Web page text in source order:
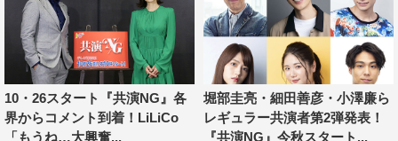
部たかし
細田善彦、瀧内公美、若月佑美、小野花梨、小澤廉、小野
塚勇人、橋本じゅん
企画・原作：秋元康
演出：大根仁
10・26スタート『共演NG』各
界からコメント到着！LiLiCo
「もうね…大興奮...
堀部圭亮・細田善彦・小澤廉ら
レギュラー共演者第2弾発表！
『共演NG』今秋スタート...